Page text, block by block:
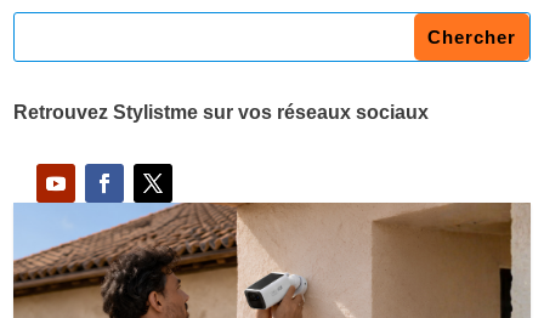
Retrouvez Stylistme sur vos réseaux sociaux